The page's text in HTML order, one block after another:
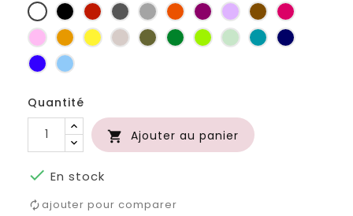
BlancNoir RougeGris
foncé
Gris
clair
Orange
PruneLilasMarronFuchsia
RoseJaune
d'or
jauneFicelleKaki Vert
bouteille
Anis Vert
d'eau
Turquoise
Marine
Bleu
roi
Bleu
Quantité
 Ajouter au panier
 En stock
ajouter pour comparer